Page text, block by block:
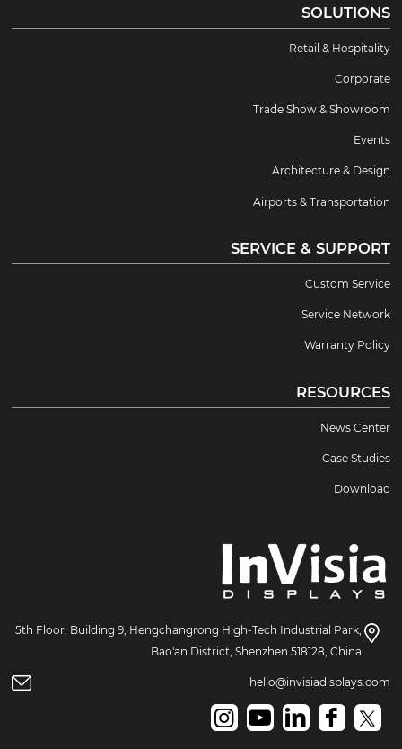
SOLUTIONS
Retail & Hospitality
Corporate
Trade Show & Showroom
Events
Architecture & Design
Airports & Transportation
SERVICE & SUPPORT
Custom Service
Service Network
Warranty Policy
RESOURCES
News Center
Case Studies
Download
5th Floor, Building 9, Hengchangrong High-Tech Industrial Park,
Bao'an District, Shenzhen 518128, China
hello@invisiadisplays.com